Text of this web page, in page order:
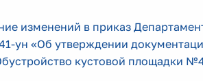
изменений в приказ
«Об утверждении
кустовой площадки